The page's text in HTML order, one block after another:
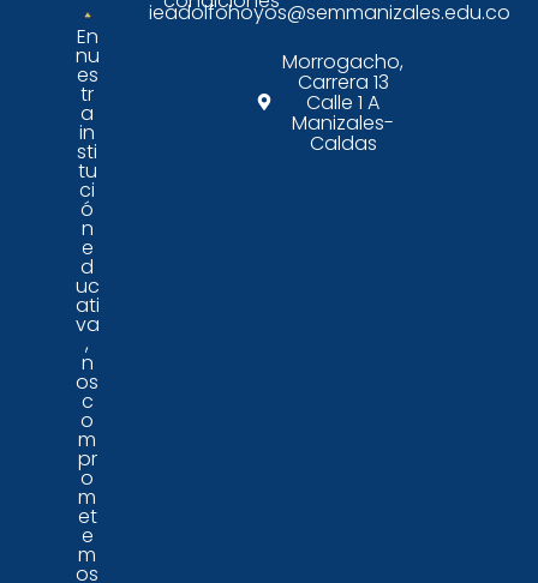
En
nu
es
tr
a
in
sti
tu
ci
ó
n
e
d
uc
ati
va
,
n
os
c
o
m
pr
o
m
et
e
m
os
ieadolfohoyos@semmanizales.edu.co
Morrogacho,
Carrera 13
Calle 1 A
Manizales-
Caldas